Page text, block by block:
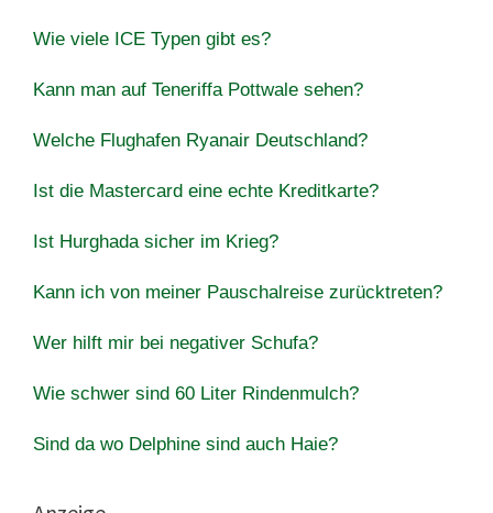
Wie viele ICE Typen gibt es?
Kann man auf Teneriffa Pottwale sehen?
Welche Flughafen Ryanair Deutschland?
Ist die Mastercard eine echte Kreditkarte?
Ist Hurghada sicher im Krieg?
Kann ich von meiner Pauschalreise zurücktreten?
Wer hilft mir bei negativer Schufa?
Wie schwer sind 60 Liter Rindenmulch?
Sind da wo Delphine sind auch Haie?